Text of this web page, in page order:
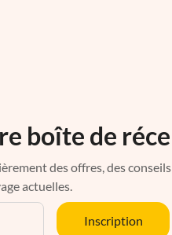
boîte de
des offres, des
actuelles.
Inscription